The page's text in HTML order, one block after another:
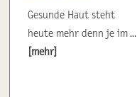
Gesunde Haut steht
heute mehr denn je im ...
[mehr]